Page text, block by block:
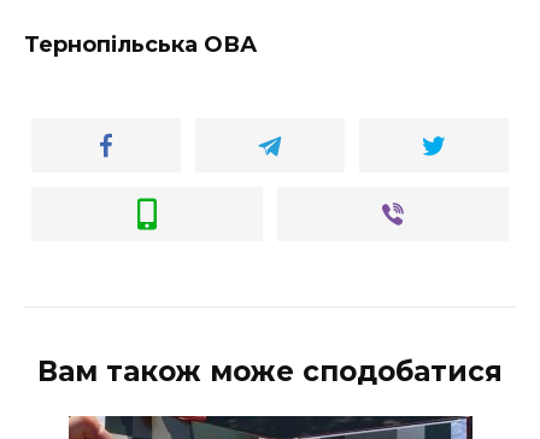
Тернопільська ОВА
Вам також може сподобатися